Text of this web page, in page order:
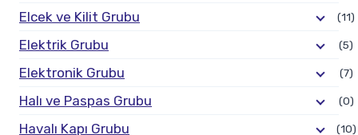
Elcek ve Kilit Grubu (11)
Elektrik Grubu (5)
Elektronik Grubu (7)
Halı ve Paspas Grubu (0)
Havalı Kapı Grubu (10)